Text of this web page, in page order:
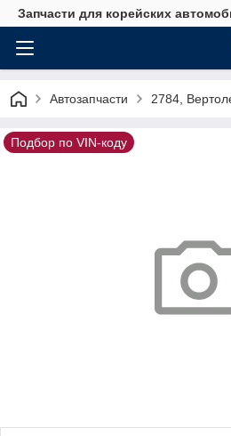
Запчасти для корейских
Автозапчасти 2784,
Подбор по VIN-коду